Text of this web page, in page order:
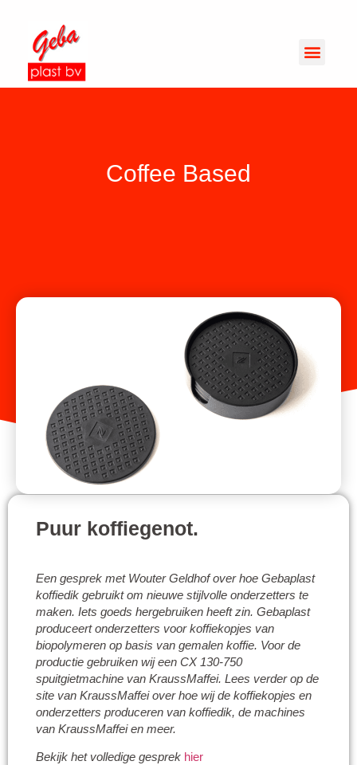
Coffee Based
Puur koffiegenot.
Een gesprek met Wouter Geldhof over hoe Gebaplast
koffiedik gebruikt om nieuwe stijlvolle onderzetters te
maken. Iets goeds hergebruiken heeft zin. Gebaplast
produceert onderzetters voor koffiekopjes van
biopolymeren op basis van gemalen koffie. Voor de
productie gebruiken wij een CX 130-750
spuitgietmachine van KraussMaffei. Lees verder op de
site van KraussMaffei over hoe wij de koffiekopjes en
onderzetters produceren van koffiedik, de machines
van KraussMaffei en meer.
Bekijk het volledige gesprek hier